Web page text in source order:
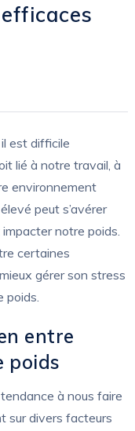
est difficile
lié à notre travail, à
environnement
peut s’avérer
notre poids.
certaines
gérer son stress
poids.
entre
poids
à nous faire
sur divers facteurs